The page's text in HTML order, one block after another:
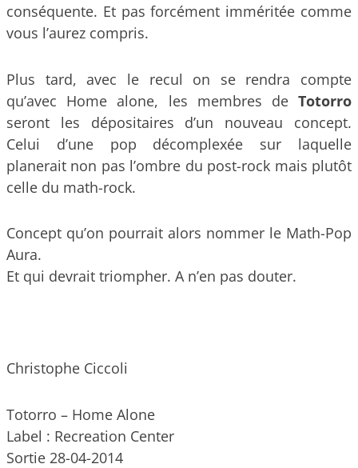
conséquente. Et pas forcément imméritée comme
vous l’aurez compris.
Plus tard, avec le recul on se rendra compte
qu’avec Home alone, les membres de Totorro
seront les dépositaires d’un nouveau concept.
Celui d’une pop décomplexée sur laquelle
planerait non pas l’ombre du post-rock mais plutôt
celle du math-rock.
Concept qu’on pourrait alors nommer le Math-Pop
Aura.
Et qui devrait triompher. A n’en pas douter.
Christophe Ciccoli
Totorro – Home Alone
Label : Recreation Center
Sortie 28-04-2014